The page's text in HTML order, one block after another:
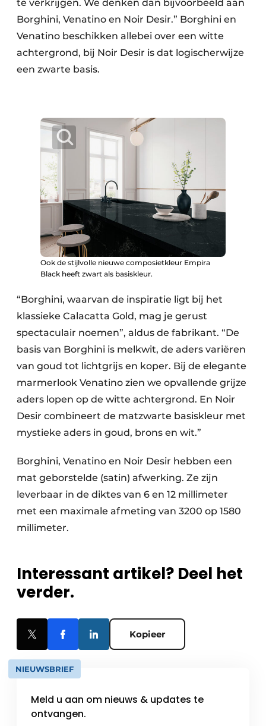
te verkrijgen. We denken dan bijvoorbeeld aan
Borghini, Venatino en Noir Desir.” Borghini en
Venatino beschikken allebei over een witte
achtergrond, bij Noir Desir is dat logischerwijze
een zwarte basis.
Ook de stijlvolle nieuwe composietkleur Empira
Black heeft zwart als basiskleur.
“Borghini, waarvan de inspiratie ligt bij het
klassieke Calacatta Gold, mag je gerust
spectaculair noemen”, aldus de fabrikant. “De
basis van Borghini is melkwit, de aders variëren
van goud tot lichtgrijs en koper. Bij de elegante
marmerlook Venatino zien we opvallende grijze
aders lopen op de witte achtergrond. En Noir
Desir combineert de matzwarte basiskleur met
mystieke aders in goud, brons en wit.”
Borghini, Venatino en Noir Desir hebben een
mat geborstelde (satin) afwerking. Ze zijn
leverbaar in de diktes van 6 en 12 millimeter
met een maximale afmeting van 3200 op 1580
millimeter.
Interessant artikel? Deel het
verder.
Kopieer
NIEUWSBRIEF
Meld u aan om nieuws & updates te
ontvangen.